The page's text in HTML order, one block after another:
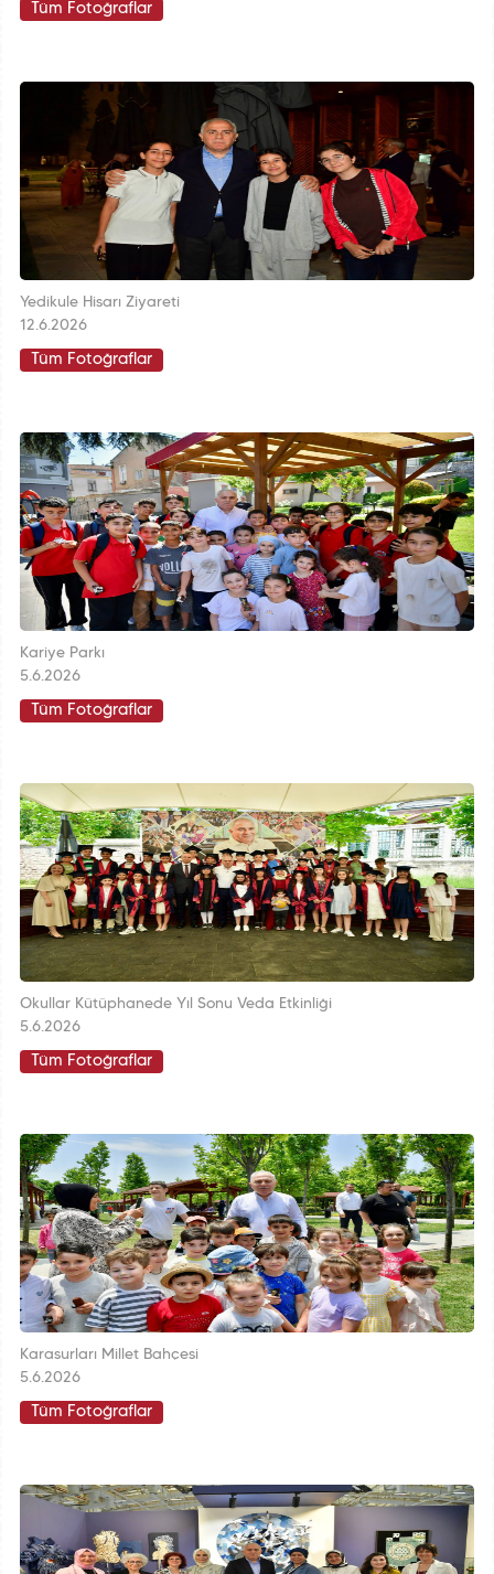
Tüm Fotoğraflar
Yedikule Hisarı Ziyareti
12.6.2026
Tüm Fotoğraflar
Kariye Parkı
5.6.2026
Tüm Fotoğraflar
Okullar Kütüphanede Yıl Sonu Veda Etkinliği
5.6.2026
Tüm Fotoğraflar
Karasurları Millet Bahçesi
5.6.2026
Tüm Fotoğraflar